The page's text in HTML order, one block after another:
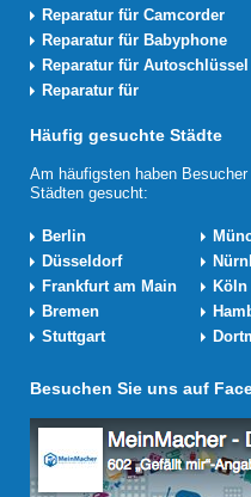
Reparatur für Camcorder
Reparatur für Babyphone
Reparatur für Autoschlüssel
Reparatur für
Häufig gesuchte Städte
Am häufigsten haben
Städten gesucht:
Berlin
Düsseldorf
Frankfurt am Main
Köln
Bremen
Stuttgart
Besuchen Sie uns auf